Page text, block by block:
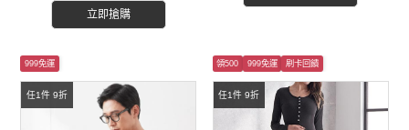
立即搶購
任1件 9折
999免運
任1件 9折
領500 999免運 刷卡回饋